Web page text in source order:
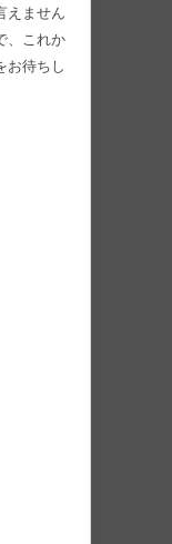
えません
、これか
お待ちし